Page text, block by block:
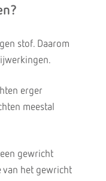
stof. Daarom
erger
meestal
gewricht
van het gewricht